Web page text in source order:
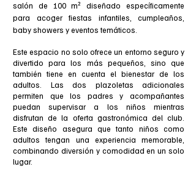
salón de 100 m² diseñado específicamente
para acoger fiestas infantiles, cumpleaños,
baby showers y eventos temáticos.
Este espacio no solo ofrece un entorno seguro y
divertido para los más pequeños, sino que
también tiene en cuenta el bienestar de los
adultos. Las dos plazoletas adicionales
permiten que los padres y acompañantes
puedan supervisar a los niños mientras
disfrutan de la oferta gastronómica del club.
Este diseño asegura que tanto niños como
adultos tengan una experiencia memorable,
combinando diversión y comodidad en un solo
lugar.